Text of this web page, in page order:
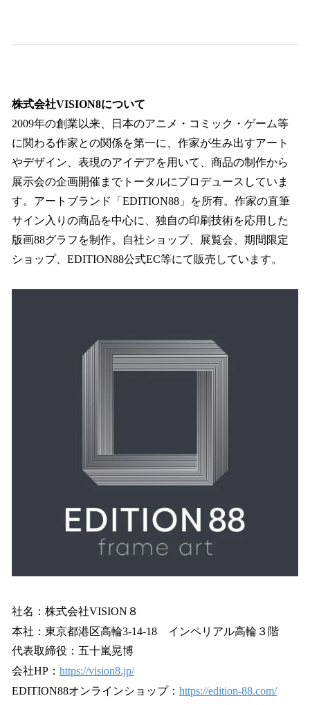
株式会社VISION8について
2009年の創業以来、日本のアニメ・コミック・ゲーム等
に関わる作家との関係を第一に、作家が生み出すアート
やデザイン、表現のアイデアを用いて、商品の制作から
展示会の企画開催までトータルにプロデュースしていま
す。アートブランド「EDITION88」を所有。作家の直筆
サイン入りの商品を中心に、独自の印刷技術を応用した
版画88グラフを制作。自社ショップ、展覧会、期間限定
ショップ、EDITION88公式EC等にて販売しています。
社名：株式会社VISION８
本社：東京都港区高輪3-14-18 インペリアル高輪３階
代表取締役：五十嵐晃博
会社HP： https://vision8.jp/
EDITION88オンラインショップ： https://edition-88.com/